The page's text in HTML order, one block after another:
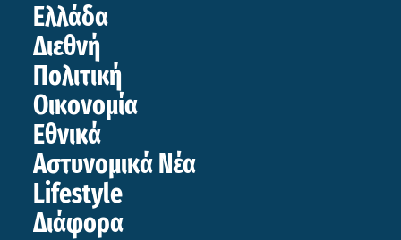
Ελλάδα
Διεθνή
Πολιτική
Οικονομία
Εθνικά
Αστυνομικά Νέα
Lifestyle
Διάφορα